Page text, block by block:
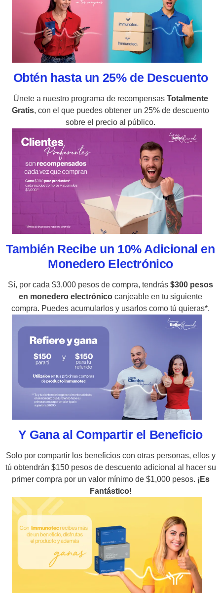
Obtén hasta un 25% de Descuento
Únete a nuestro programa de recompensas Totalmente
Gratis, con el que puedes obtener un 25% de descuento
sobre el precio al público.
También Recibe un 10% Adicional en
Monedero Electrónico
Sí, por cada $3,000 pesos de compra, tendrás $300 pesos
en monedero electrónico canjeable en tu siguiente
compra. Puedes acumularlos y usarlos como tú quieras*.
Y Gana al Compartir el Beneficio
Solo por compartir los beneficios con otras personas, ellos y
tú obtendrán $150 pesos de descuento adicional al hacer su
primer compra por un valor mínimo de $1,000 pesos. ¡Es
Fantástico!